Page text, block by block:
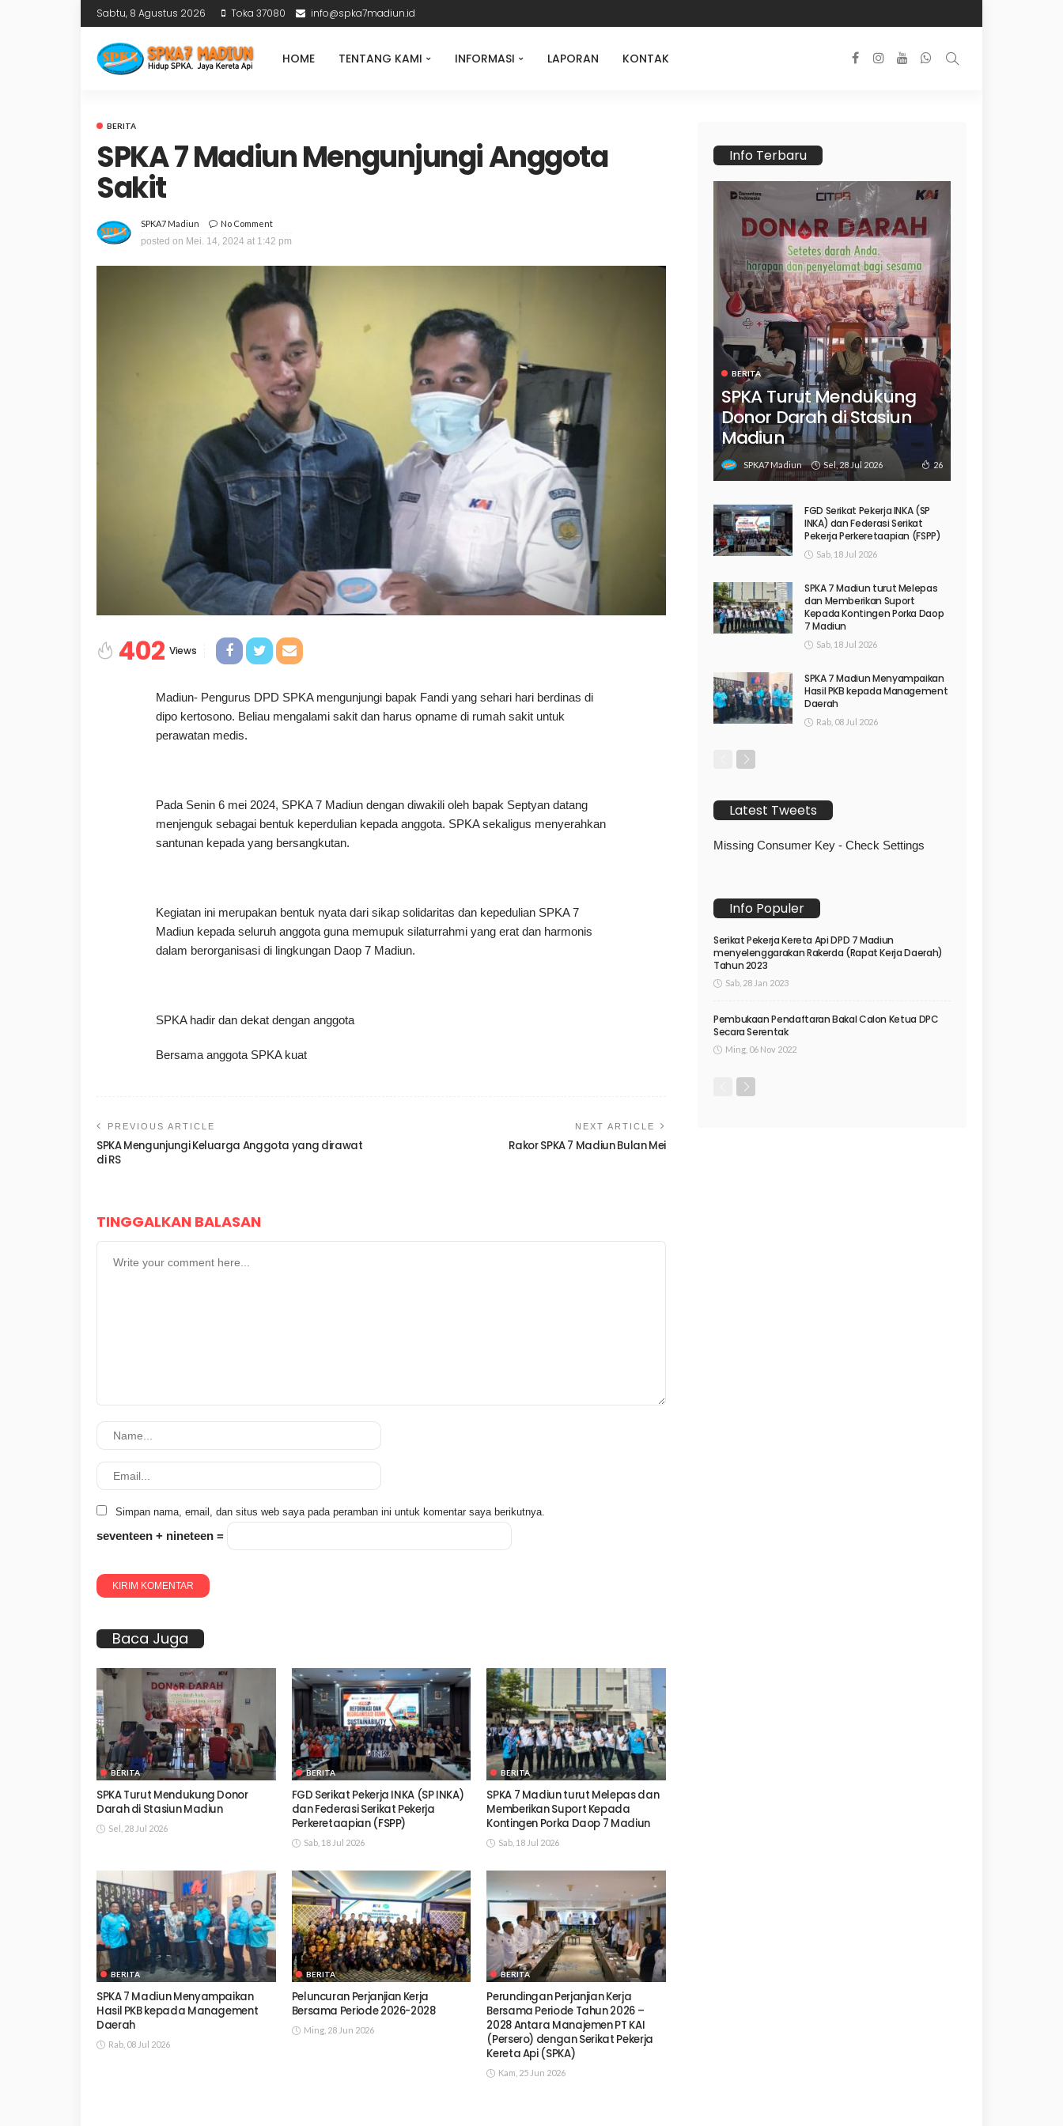
Sabtu, 8 Agustus 2026 Toka 37080 info@spka7madiun.id
HOME TENTANG KAMI INFORMASI LAPORAN KONTAK
BERITA
SPKA 7 Madiun Mengunjungi Anggota
Sakit
SPKA7 Madiun No Comment
posted on Mei. 14, 2024 at 1:42 pm
402 Views
Madiun- Pengurus DPD SPKA mengunjungi bapak Fandi yang sehari hari berdinas di
dipo kertosono. Beliau mengalami sakit dan harus opname di rumah sakit untuk
perawatan medis.
Pada Senin 6 mei 2024, SPKA 7 Madiun dengan diwakili oleh bapak Septyan datang
menjenguk sebagai bentuk keperdulian kepada anggota. SPKA sekaligus menyerahkan
santunan kepada yang bersangkutan.
Kegiatan ini merupakan bentuk nyata dari sikap solidaritas dan kepedulian SPKA 7
Madiun kepada seluruh anggota guna memupuk silaturrahmi yang erat dan harmonis
dalam berorganisasi di lingkungan Daop 7 Madiun.
SPKA hadir dan dekat dengan anggota
Bersama anggota SPKA kuat
PREVIOUS ARTICLE
SPKA Mengunjungi Keluarga Anggota yang dirawat
di RS
NEXT ARTICLE
Rakor SPKA 7 Madiun Bulan Mei
TINGGALKAN BALASAN
Simpan nama, email, dan situs web saya pada peramban ini untuk komentar saya berikutnya.
seventeen + nineteen =
Baca Juga
BERITA
SPKA Turut Mendukung Donor
Darah di Stasiun Madiun
Sel, 28 Jul 2026
BERITA
FGD Serikat Pekerja INKA (SP INKA)
dan Federasi Serikat Pekerja
Perkeretaapian (FSPP)
Sab, 18 Jul 2026
BERITA
SPKA 7 Madiun turut Melepas dan
Memberikan Suport Kepada
Kontingen Porka Daop 7 Madiun
Sab, 18 Jul 2026
BERITA
SPKA 7 Madiun Menyampaikan
Hasil PKB kepada Management
Daerah
Rab, 08 Jul 2026
BERITA
Peluncuran Perjanjian Kerja
Bersama Periode 2026-2028
Ming, 28 Jun 2026
BERITA
Perundingan Perjanjian Kerja
Bersama Periode Tahun 2026 –
2028 Antara Manajemen PT KAI
(Persero) dengan Serikat Pekerja
Kereta Api (SPKA)
Kam, 25 Jun 2026
Info Terbaru
BERITA
SPKA Turut Mendukung
Donor Darah di Stasiun
Madiun
SPKA7 Madiun Sel, 28 Jul 2026 26
FGD Serikat Pekerja INKA (SP
INKA) dan Federasi Serikat
Pekerja Perkeretaapian (FSPP)
Sab, 18 Jul 2026
SPKA 7 Madiun turut Melepas
dan Memberikan Suport
Kepada Kontingen Porka Daop
7 Madiun
Sab, 18 Jul 2026
SPKA 7 Madiun Menyampaikan
Hasil PKB kepada Management
Daerah
Rab, 08 Jul 2026
Latest Tweets
Missing Consumer Key - Check Settings
Info Populer
Serikat Pekerja Kereta Api DPD 7 Madiun
menyelenggarakan Rakerda (Rapat Kerja Daerah)
Tahun 2023
Sab, 28 Jan 2023
Pembukaan Pendaftaran Bakal Calon Ketua DPC
Secara Serentak
Ming, 06 Nov 2022